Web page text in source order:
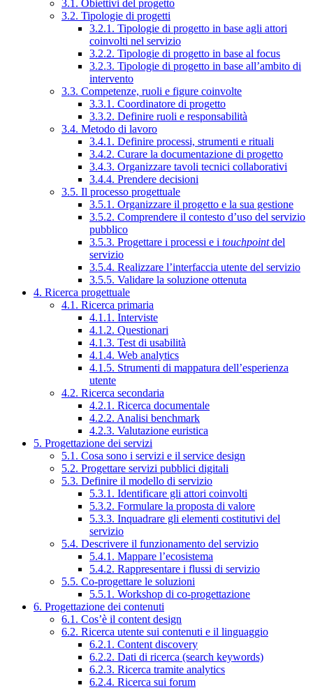
3.1. Obiettivi del progetto
3.2. Tipologie di progetti
3.2.1. Tipologie di progetto in base agli attori
coinvolti nel servizio
3.2.2. Tipologie di progetto in base al focus
3.2.3. Tipologie di progetto in base all’ambito di
intervento
3.3. Competenze, ruoli e figure coinvolte
3.3.1. Coordinatore di progetto
3.3.2. Definire ruoli e responsabilità
3.4. Metodo di lavoro
3.4.1. Definire processi, strumenti e rituali
3.4.2. Curare la documentazione di progetto
3.4.3. Organizzare tavoli tecnici collaborativi
3.4.4. Prendere decisioni
3.5. Il processo progettuale
3.5.1. Organizzare il progetto e la sua gestione
3.5.2. Comprendere il contesto d’uso del servizio
pubblico
3.5.3. Progettare i processi e i touchpointdel
servizio
3.5.4. Realizzare l’interfaccia utente del servizio
3.5.5. Validare la soluzione ottenuta
4. Ricerca progettuale
4.1. Ricerca primaria
4.1.1. Interviste
4.1.2. Questionari
4.1.3. Test di usabilità
4.1.4. Web analytics
4.1.5. Strumenti di mappatura dell’esperienza
utente
4.2. Ricerca secondaria
4.2.1. Ricerca documentale
4.2.2. Analisi benchmark
4.2.3. Valutazione euristica
5. Progettazione dei servizi
5.1. Cosa sono i servizi e il service design
5.2. Progettare servizi pubblici digitali
5.3. Definire il modello di servizio
5.3.1. Identificare gli attori coinvolti
5.3.2. Formulare la proposta di valore
5.3.3. Inquadrare gli elementi costitutivi del
servizio
5.4. Descrivere il funzionamento del servizio
5.4.1. Mappare l’ecosistema
5.4.2. Rappresentare i flussi di servizio
5.5. Co-progettare le soluzioni
5.5.1. Workshop di co-progettazione
6. Progettazione dei contenuti
6.1. Cos’è il content design
6.2. Ricerca utente sui contenuti e il linguaggio
6.2.1. Content discovery
6.2.2. Dati di ricerca (search keywords)
6.2.3. Ricerca tramite analytics
6.2.4. Ricerca sui forum